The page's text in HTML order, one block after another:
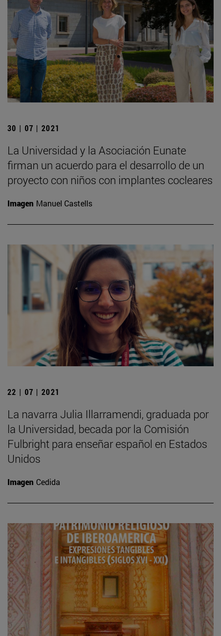
30 | 07 | 2021
La Universidad y la Asociación Eunate
firman un acuerdo para el desarrollo de un
proyecto con niños con implantes cocleares
Imagen Manuel Castells
22 | 07 | 2021
La navarra Julia Illarramendi, graduada por
la Universidad, becada por la Comisión
Fulbright para enseñar español en Estados
Unidos
Imagen Cedida